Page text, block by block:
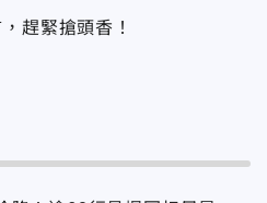
趕緊搶頭香！